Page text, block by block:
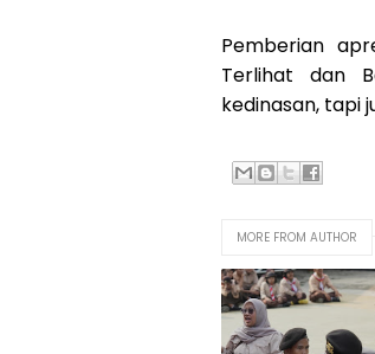
Pemberian
Terlihat dan
kedinasan, tapi
MORE FROM AUTHOR